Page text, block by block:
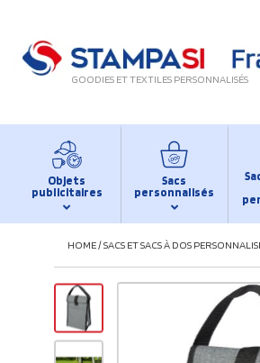
GOODIES ET TEXTILES PERSONNALISÉS
Objets
publicitaires
Sacs
personnalisés
HOME/SACS ET SACS À DOS